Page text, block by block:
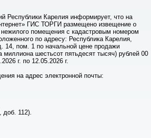
Республики Карелия информирует, что на
ГИС ТОРГИ размещено извещение о
помещения с кадастровым номером
по адресу: Республика Карелия,
14, пом. 1 по начальной цене продажи
шестьсот пятьдесят тысяч) рублей 00
г. по 12.05.2026 г.
на адрес электронной почты:
доб. 112).